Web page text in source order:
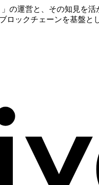
の運営と、その知見を
ックチェーンを基盤